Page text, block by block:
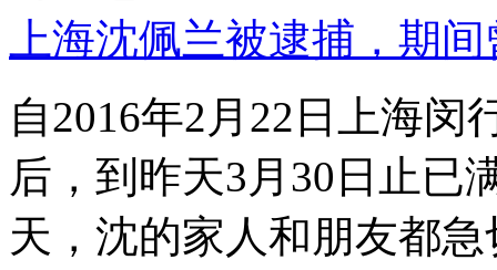
上海沈佩兰被逮捕，期
自2016年2月22日上海
后，到昨天3月30日止已
天，沈的家人和朋友都